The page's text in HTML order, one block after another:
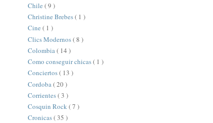
Chile ( 9 )
Christine Brebes( 1 )
Cine ( 1 )
Clics Modernos( 8 )
Colombia( 14 )
Como conseguir chicas( 1 )
Conciertos( 13 )
Cordoba ( 20 )
Corrientes( 3 )
Cosquin Rock( 7 )
Cronicas( 35 )